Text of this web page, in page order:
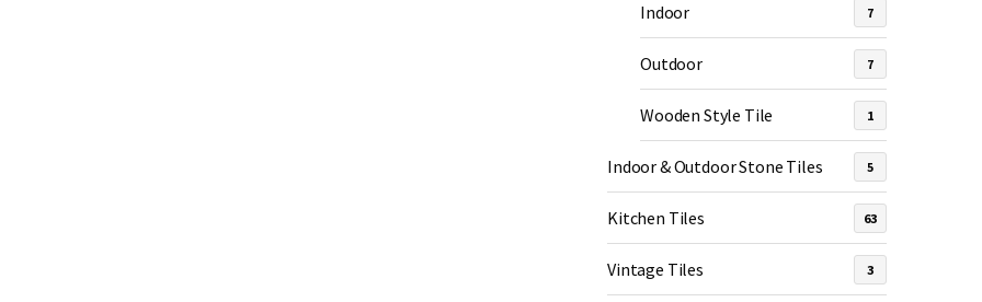
Indoor 7
Outdoor 7
Wooden Style Tile 1
Indoor & Outdoor Stone Tiles 5
Kitchen Tiles 63
Vintage Tiles 3